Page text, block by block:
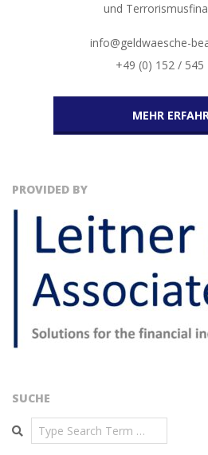
und
info@geldwaesche-
+49 (0) 152 / 545
MEHR
PROVIDED BY
SUCHE
Search